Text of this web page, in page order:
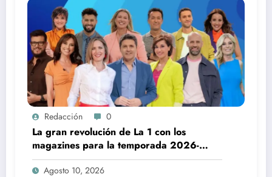
Redacción 0
La gran revolución de La 1 con los
magazines para la temporada 2026-
2027
Agosto 10, 2026